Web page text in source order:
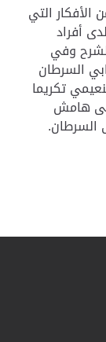
التي
أفراد
وفي
السرطان
تكريما
هامش
السرطان.